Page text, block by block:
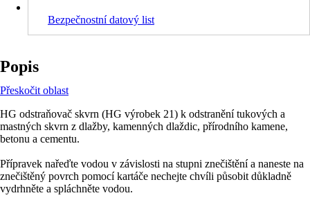
Bezpečnostní datový list
Popis
Přeskočit oblast
HG odstraňovač skvrn (HG výrobek 21) k odstranění tukových a
mastných skvrn z dlažby, kamenných dlaždic, přírodního kamene,
betonu a cementu.
Přípravek nařeďte vodou v závislosti na stupni znečištění a naneste na
znečištěný povrch pomocí kartáče nechejte chvíli působit důkladně
vydrhněte a spláchněte vodou.